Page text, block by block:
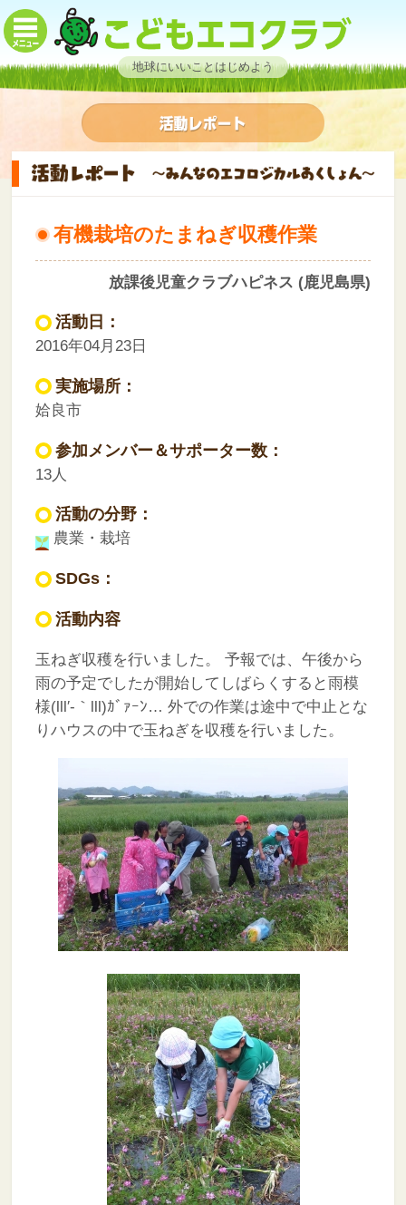
地球にいいことはじめよう
有機栽培のたまねぎ収穫作業
放課後児童クラブハピネス (鹿児島県)
活動日：
2016年04月23日
実施場所：
姶良市
参加メンバー＆サポーター数：
13人
活動の分野：
農業・栽培
SDGs：
活動内容
玉ねぎ収穫を行いました。
予報では、午後から
雨の予定でしたが開始してしばらくすると雨模
様(lll′-｀lll)ｶﾞｧｰﾝ… 外での作業は途中で中止とな
りハウスの中で玉ねぎを収穫を行いました。